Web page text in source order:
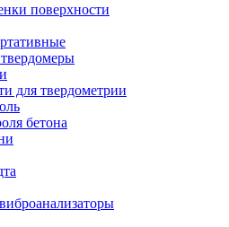
поверхности
для твердометрии
бетона